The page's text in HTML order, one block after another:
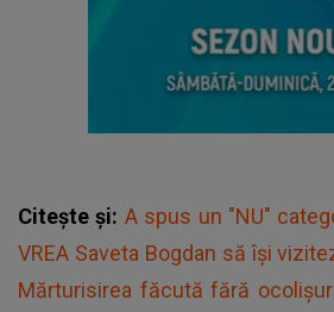
Citește și: A spus un "NU"
VREA Saveta Bogdan să își
Mărturisirea făcută fără